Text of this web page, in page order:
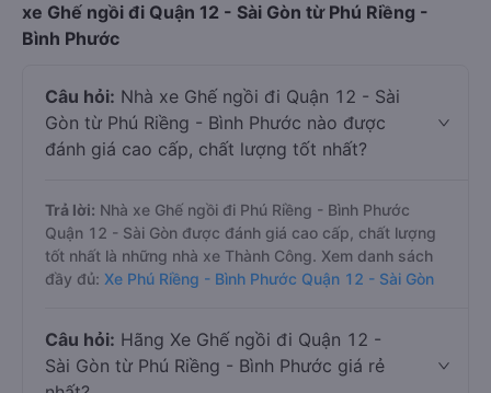
xe Ghế ngồi đi Quận 12 - Sài Gòn từ Phú Riềng -
Bình Phước
Câu hỏi: Nhà xe Ghế ngồi đi Quận 12 - Sài
Gòn từ Phú Riềng - Bình Phước nào được
đánh giá cao cấp, chất lượng tốt nhất?
Trả lời: Nhà xe Ghế ngồi đi Phú Riềng - Bình Phước
Quận 12 - Sài Gòn được đánh giá cao cấp, chất lượng
tốt nhất là những nhà xe Thành Công. Xem danh sách
đầy đủ: Xe Phú Riềng - Bình Phước Quận 12 - Sài Gòn
Câu hỏi: Hãng Xe Ghế ngồi đi Quận 12 -
Sài Gòn từ Phú Riềng - Bình Phước giá rẻ